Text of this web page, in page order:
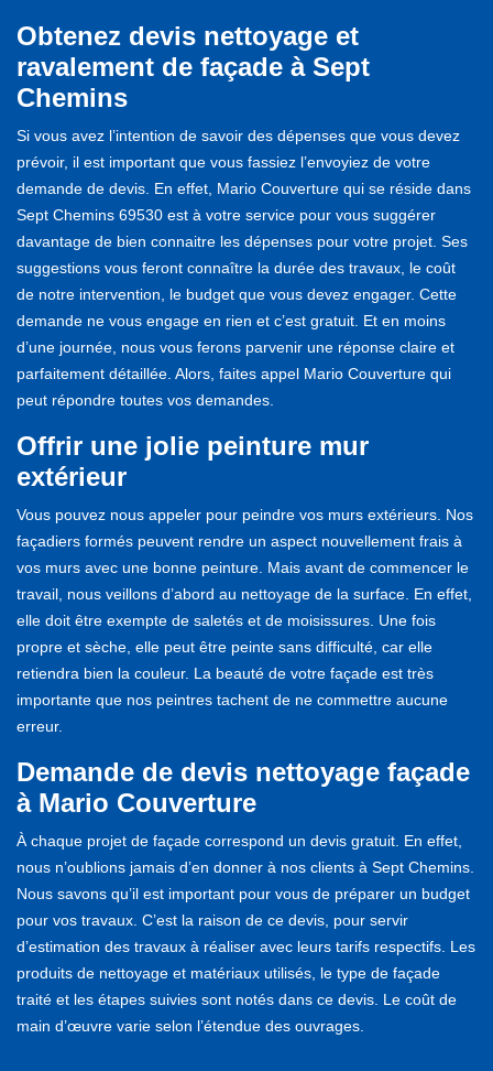
Obtenez devis nettoyage et
ravalement de façade à Sept
Chemins
Si vous avez l’intention de savoir des dépenses que vous devez
prévoir, il est important que vous fassiez l’envoyiez de votre
demande de devis. En effet, Mario Couverture qui se réside dans
Sept Chemins 69530 est à votre service pour vous suggérer
davantage de bien connaitre les dépenses pour votre projet. Ses
suggestions vous feront connaître la durée des travaux, le coût
de notre intervention, le budget que vous devez engager. Cette
demande ne vous engage en rien et c’est gratuit. Et en moins
d’une journée, nous vous ferons parvenir une réponse claire et
parfaitement détaillée. Alors, faites appel Mario Couverture qui
peut répondre toutes vos demandes.
Offrir une jolie peinture mur
extérieur
Vous pouvez nous appeler pour peindre vos murs extérieurs. Nos
façadiers formés peuvent rendre un aspect nouvellement frais à
vos murs avec une bonne peinture. Mais avant de commencer le
travail, nous veillons d’abord au nettoyage de la surface. En effet,
elle doit être exempte de saletés et de moisissures. Une fois
propre et sèche, elle peut être peinte sans difficulté, car elle
retiendra bien la couleur. La beauté de votre façade est très
importante que nos peintres tachent de ne commettre aucune
erreur.
Demande de devis nettoyage façade
à Mario Couverture
À chaque projet de façade correspond un devis gratuit. En effet,
nous n’oublions jamais d’en donner à nos clients à Sept Chemins.
Nous savons qu’il est important pour vous de préparer un budget
pour vos travaux. C’est la raison de ce devis, pour servir
d’estimation des travaux à réaliser avec leurs tarifs respectifs. Les
produits de nettoyage et matériaux utilisés, le type de façade
traité et les étapes suivies sont notés dans ce devis. Le coût de
main d’œuvre varie selon l’étendue des ouvrages.